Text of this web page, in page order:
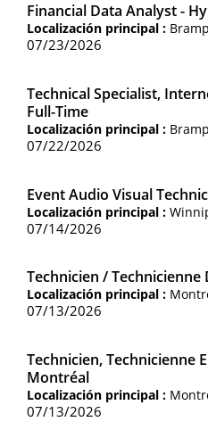
Financial Data Analyst -
Localización principal :
07/23/2026
Technical Specialist,
Full-Time
Localización principal :
07/22/2026
Event Audio Visual
Localización principal :
07/14/2026
Technicien /
Localización principal :
07/13/2026
Technicien, Technicienne
Montréal
Localización principal :
07/13/2026